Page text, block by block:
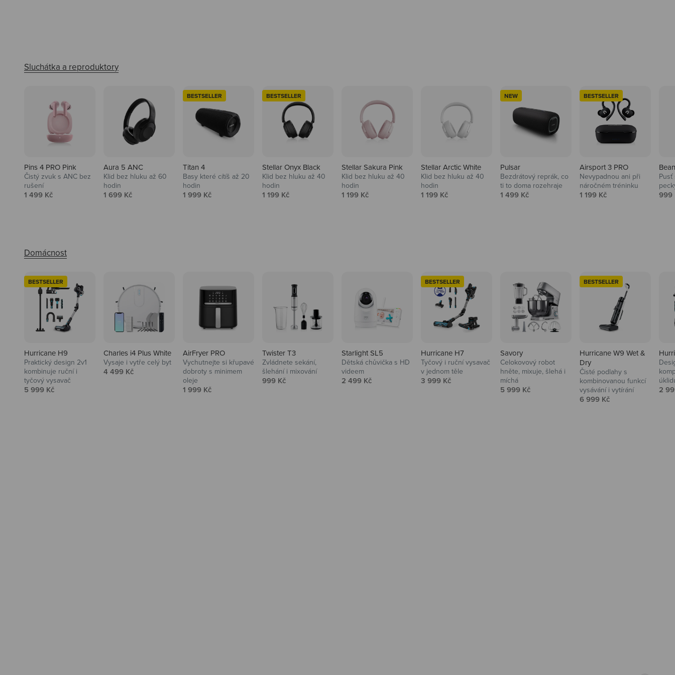
Pins 4 PRO Pink
Čistý zvuk s ANC bez
rušení
Prodejní cena
1 499 Kč
Aura 5 ANC
Klid bez hluku až 60
hodin
Prodejní cena
1 699 Kč
BESTSELLER
Titan 4
Basy které cítíš až 20
hodin
Prodejní cena
1 999 Kč
BESTSELLER
Stellar Onyx Black
Klid bez hluku až 40
hodin
Prodejní cena
1 199 Kč
Stellar Sakura Pink
Klid bez hluku až 40
hodin
Prodejní cena
1 199 Kč
Stellar Arctic White
Klid bez hluku až 40
hodin
Prodejní cena
1 199 Kč
NEW
Pulsar
Bezdrátový reprák, co
ti to doma rozehraje
Prodejní cena
1 499 Kč
BESTSELLER
Airsport 3 PRO
Nevypadnou ani při
náročném tréninku
Prodejní cena
1 199 Kč 999
BESTSELLER
Hurricane H9
Praktický design 2v1
kombinuje ruční i
tyčový vysavač
Prodejní cena
5 999 Kč
Charles i4 Plus White
Vysaje i vytře celý byt
Prodejní cena
4 499 Kč
AirFryer PRO
Vychutnejte si křupavé
dobroty s minimem
oleje
Prodejní cena
1 999 Kč
Twister T3
Zvládnete sekání,
šlehání i mixování
Prodejní cena
999 Kč
Starlight SL5
Dětská chůvička s HD
videem
Prodejní cena
2 499 Kč
BESTSELLER
Hurricane H7
Tyčový i ruční vysavač
v jednom těle
Prodejní cena
3 999 Kč
Savory
Celokovový robot
hněte, mixuje, šlehá i
míchá
Prodejní cena
5 999 Kč
BESTSELLER
Hurricane W9 Wet &
Dry
Čisté podlahy s
kombinovanou funkcí
vysávání i vytírání
Prodejní cena
6 999 Kč
2
Audio
Niceboy sluchátka a repráky ti
padnou do noty.
Domácnost
Vysavače, parťáci do kuchyně i